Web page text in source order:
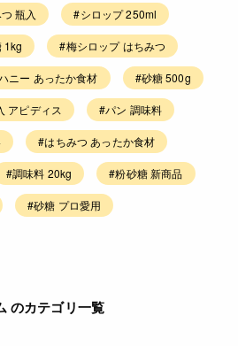
瓶入 #シロップ 250ml
1kg #梅シロップ はちみつ
ニー あったか食材 #砂糖 500g
アピディス #パン 調味料
#はちみつ あったか食材
#調味料 20kg #粉砂糖 新商品
#砂糖 プロ愛用
のカテゴリ一覧